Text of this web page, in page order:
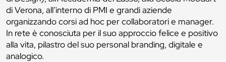
di Verona, all’interno di PMI e grandi aziende
organizzando corsi ad hoc per collaboratori e manager.
In rete è conosciuta per il suo approccio felice e positivo
alla vita, pilastro del suo personal branding, digitale e
analogico.